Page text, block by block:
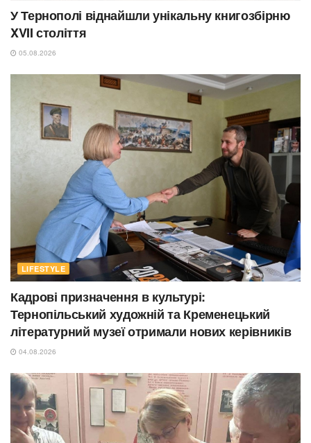
У Тернополі віднайшли унікальну книгозбірню
XVII століття
05.08.2026
LIFESTYLE
Кадрові призначення в культурі:
Тернопільський художній та Кременецький
літературний музеї отримали нових керівників
04.08.2026